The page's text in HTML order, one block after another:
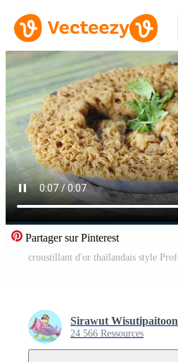
Partager sur Pinterest
Sirawut Wisutipaitoon
24 566 Ressources